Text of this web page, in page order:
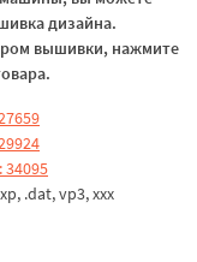
дизайна.
вышивки, нажмите
34095
.dat, vp3, xxx